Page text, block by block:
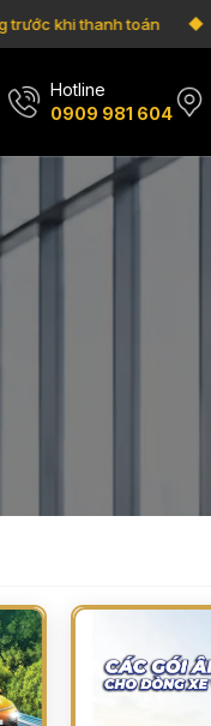
khi thanh toán
Hotline
0909 981 604